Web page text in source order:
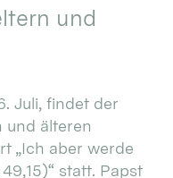
und
Juli, findet der
und älteren
„Ich aber werde
statt. Papst